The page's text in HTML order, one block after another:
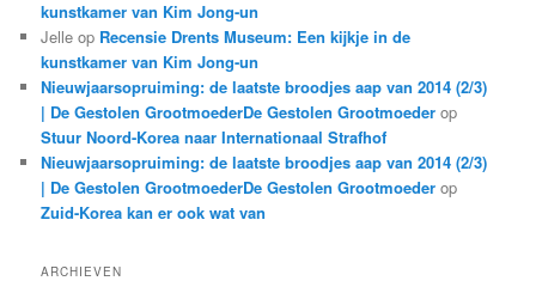
kunstkamer van Kim Jong-un
Jelle op Recensie Drents Museum: Een kijkje in de
kunstkamer van Kim Jong-un
Nieuwjaarsopruiming: de laatste broodjes aap van 2014 (2/3)
| De Gestolen GrootmoederDe Gestolen Grootmoeder op
Stuur Noord-Korea naar Internationaal Strafhof
Nieuwjaarsopruiming: de laatste broodjes aap van 2014 (2/3)
| De Gestolen GrootmoederDe Gestolen Grootmoeder op
Zuid-Korea kan er ook wat van
ARCHIEVEN